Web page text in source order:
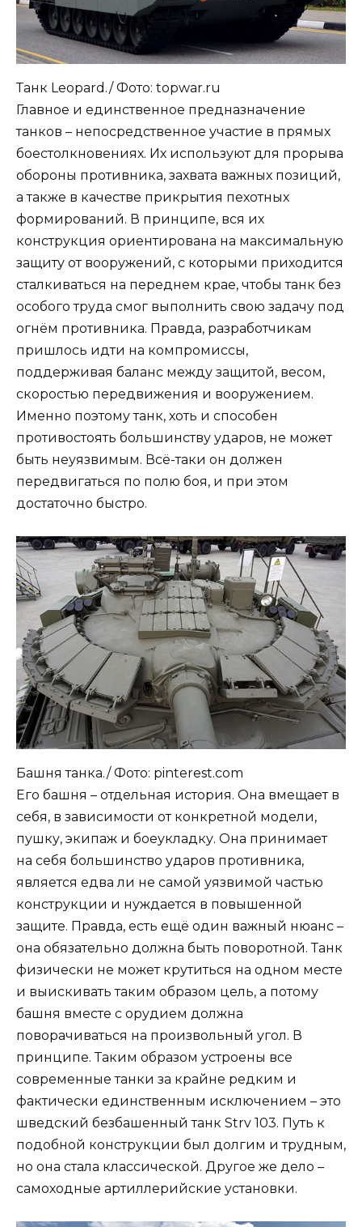
Танк Leopard./ Фото: topwar.ru
Главное и единственное предназначение
танков – непосредственное участие в прямых
боестолкновениях. Их используют для прорыва
обороны противника, захвата важных позиций,
а также в качестве прикрытия пехотных
формирований. В принципе, вся их
конструкция ориентирована на максимальную
защиту от вооружений, с которыми приходится
сталкиваться на переднем крае, чтобы танк без
особого труда смог выполнить свою задачу под
огнём противника. Правда, разработчикам
пришлось идти на компромиссы,
поддерживая баланс между защитой, весом,
скоростью передвижения и вооружением.
Именно поэтому танк, хоть и способен
противостоять большинству ударов, не может
быть неуязвимым. Всё-таки он должен
передвигаться по полю боя, и при этом
достаточно быстро.
Башня танка./ Фото: pinterest.com
Его башня – отдельная история. Она вмещает в
себя, в зависимости от конкретной модели,
пушку, экипаж и боеукладку. Она принимает
на себя большинство ударов противника,
является едва ли не самой уязвимой частью
конструкции и нуждается в повышенной
защите. Правда, есть ещё один важный нюанс –
она обязательно должна быть поворотной. Танк
физически не может крутиться на одном месте
и выискивать таким образом цель, а потому
башня вместе с орудием должна
поворачиваться на произвольный угол. В
принципе. Таким образом устроены все
современные танки за крайне редким и
фактически единственным исключением – это
шведский безбашенный танк Strv 103. Путь к
подобной конструкции был долгим и трудным,
но она стала классической. Другое же дело –
самоходные артиллерийские установки.